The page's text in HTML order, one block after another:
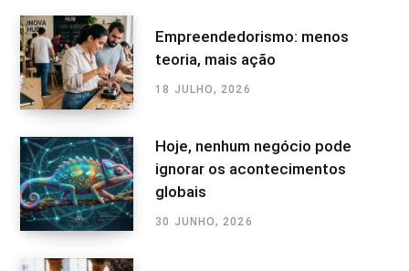
Empreendedorismo: menos
teoria, mais ação
18 JULHO, 2026
Hoje, nenhum negócio pode
ignorar os acontecimentos
globais
30 JUNHO, 2026